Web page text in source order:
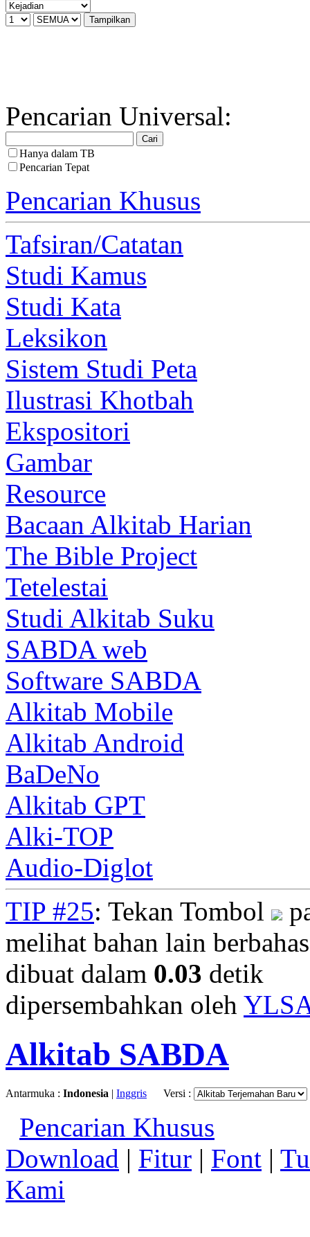
Pencarian Universal:
Hanya dalam TB
Pencarian Tepat
Pencarian Khusus
Tafsiran/Catatan
Studi Kamus
Studi Kata
Leksikon
Sistem Studi Peta
Ilustrasi Khotbah
Ekspositori
Gambar
Resource
Bacaan Alkitab Harian
The Bible Project
Tetelestai
Studi Alkitab Suku
SABDA web
Software SABDA
Alkitab Mobile
Alkitab Android
BaDeNo
Alkitab GPT
Alki-TOP
Audio-Diglot
TIP #25: Tekan Tombol
melihat bahan lain
dibuat dalam 0.03 detik
dipersembahkan oleh
Alkitab SABDA
Antarmuka : Indonesia | Inggris Versi :
Pencarian Khusus
Download | Fitur | Font |
Kami